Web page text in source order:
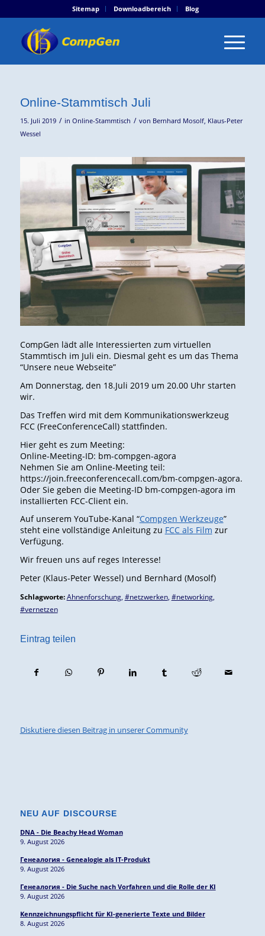
Sitemap Downloadbereich Blog
Online-Stammtisch Juli
15. Juli 2019 / in Online-Stammtisch / von Bernhard Mosolf, Klaus-Peter
Wessel
CompGen lädt alle Interessierten zum virtuellen
Stammtisch im Juli ein. Diesmal geht es um das Thema
“Unsere neue Webseite”
Am Donnerstag, den 18.Juli 2019 um 20.00 Uhr starten
wir.
Das Treffen wird mit dem Kommunikationswerkzeug
FCC (FreeConferenceCall) stattfinden.
Hier geht es zum Meeting:
Online-Meeting-ID: bm-compgen-agora
Nehmen Sie am Online-Meeting teil:
https://join.freeconferencecall.com/bm-compgen-agora.
Oder Sie geben die Meeting-ID bm-compgen-agora im
installierten FCC-Client ein.
Auf unserem YouTube-Kanal “Compgen Werkzeuge”
steht eine vollständige Anleitung zu FCC als Film zur
Verfügung.
Wir freuen uns auf reges Interesse!
Peter (Klaus-Peter Wessel) und Bernhard (Mosolf)
Schlagworte: Ahnenforschung, #netzwerken, #networking,
#vernetzen
Eintrag teilen
Diskutiere diesen Beitrag in unserer Community
NEU AUF DISCOURSE
DNA - Die Beachy Head Woman
9. August 2026
Генеалогия - Genealogie als IT-Produkt
9. August 2026
Генеалогия - Die Suche nach Vorfahren und die Rolle der KI
9. August 2026
Kennzeichnungspflicht für KI-generierte Texte und Bilder
8. August 2026